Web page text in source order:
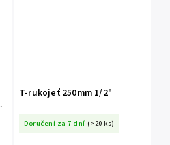
T-rukojeť 250mm 1/2"
Doručení za 7 dní (>20 ks)